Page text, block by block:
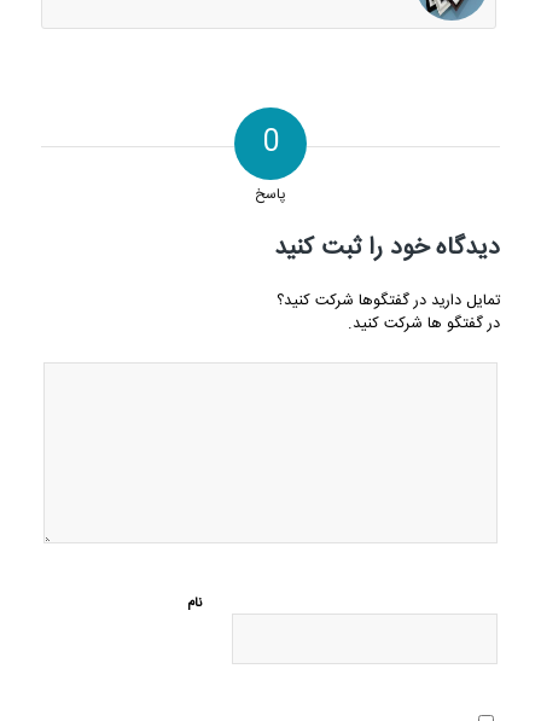
0
پاسخ
دیدگاه خود را ثبت کنید
تمایل دارید در گفتگوها شرکت کنید؟
در گفتگو ها شرکت کنید.
نام